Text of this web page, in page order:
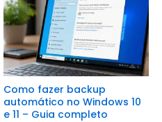
Como fazer backup
automático no Windows 10
e 11 – Guia completo